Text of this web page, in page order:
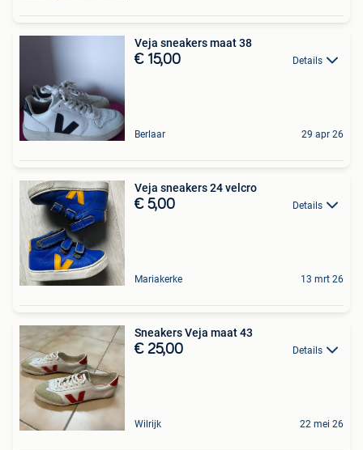
Veja sneakers maat 38
€ 15,00 Details
Berlaar 29 apr 26
Veja sneakers 24 velcro
€ 5,00 Details
Mariakerke 13 mrt 26
Sneakers Veja maat 43
€ 25,00 Details
Wilrijk 22 mei 26